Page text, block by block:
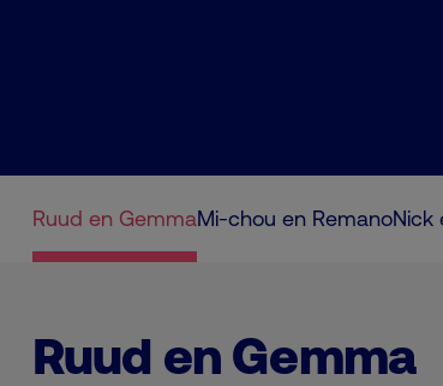
Ruud en GemmaMi-chou en RemanoNick
Ruud en Gemma